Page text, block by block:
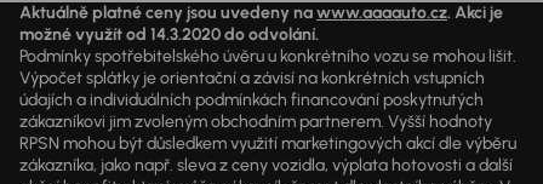
Aktuálně platné ceny jsou uvedeny nawww.aaaauto.cz. Akci je
možné využít od 14.3.2020 do odvolání.
Podmínky spotřebitelského úvěru u konkrétního vozu se mohou lišit.
Výpočet splátky je orientační a závisí na konkrétních vstupních
údajích a individuálních podmínkách financování poskytnutých
zákazníkovi jim zvoleným obchodním partnerem. Vyšší hodnoty
RPSN mohou být důsledkem využití marketingových akcí dle výběru
zákazníka, jako např. sleva z ceny vozidla, výplata hotovosti a další